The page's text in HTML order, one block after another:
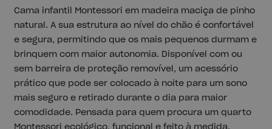
Cama infantil Montessori em madeira maciça de pinho
natural. A sua estrutura ao nível do chão é confortável
e segura, permitindo que os mais pequenos durmam e
brinquem com maior autonomia. Disponível com ou
sem barreira de proteção removível, um acessório
prático que pode ser colocado à noite para um sono
mais seguro e retirado durante o dia para maior
comodidade. Pensada para quem procura um quarto